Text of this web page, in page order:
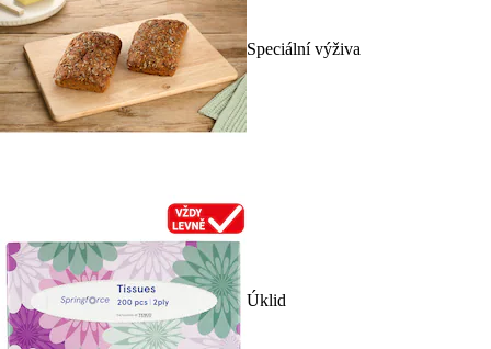
Speciální výživa
Úklid